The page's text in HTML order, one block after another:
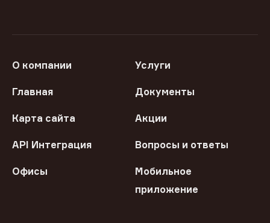
О компании Услуги
Главная Документы
Карта сайта Акции
API Интеграция Вопросы и ответы
Офисы
Мобильное
приложение